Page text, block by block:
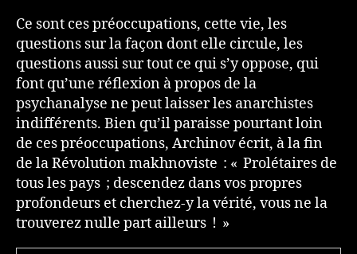
Ce sont ces préoccupations, cette vie, les
questions sur la façon dont elle circule, les
questions aussi sur tout ce qui s’y oppose, qui
font qu’une réflexion à propos de la
psychanalyse ne peut laisser les anarchistes
indifférents. Bien qu’il paraisse pourtant loin
de ces préoccupations, Archinov écrit, à la fin
de la Révolution makhnoviste : « Prolétaires de
tous les pays ; descendez dans vos propres
profondeurs et cherchez-y la vérité, vous ne la
trouverez nulle part ailleurs ! »